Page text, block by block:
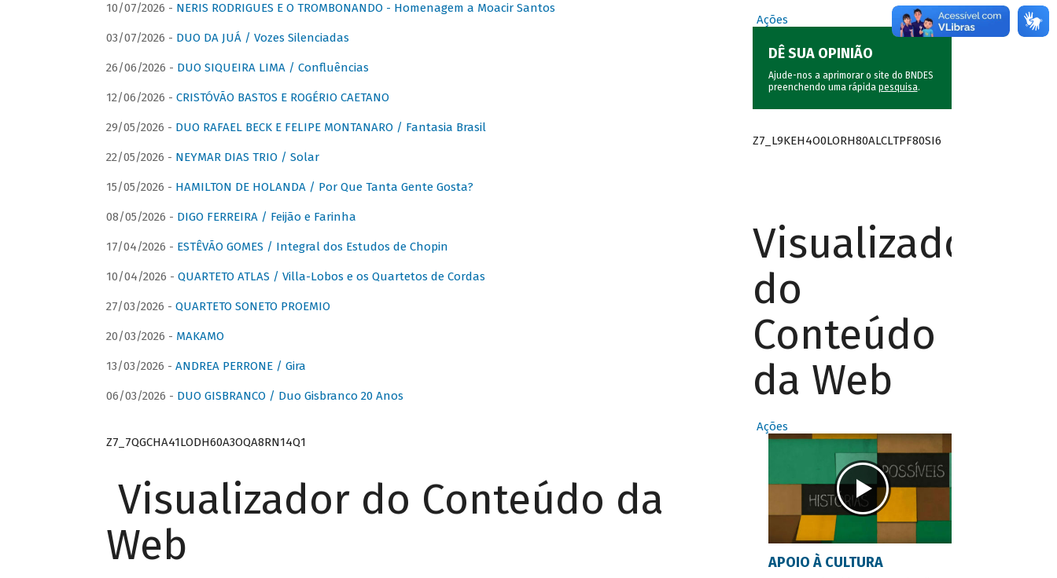
10/07/2026 - NERIS RODRIGUES E O TROMBONANDO - Homenagem a Moacir Santos
03/07/2026 - DUO DA JUÁ / Vozes Silenciadas
26/06/2026 - DUO SIQUEIRA LIMA / Confluências
12/06/2026 - CRISTÓVÃO BASTOS E ROGÉRIO CAETANO
29/05/2026 - DUO RAFAEL BECK E FELIPE MONTANARO / Fantasia Brasil
22/05/2026 - NEYMAR DIAS TRIO / Solar
15/05/2026 - HAMILTON DE HOLANDA / Por Que Tanta Gente Gosta?
08/05/2026 - DIGO FERREIRA / Feijão e Farinha
17/04/2026 - ESTÊVÃO GOMES / Integral dos Estudos de Chopin
10/04/2026 - QUARTETO ATLAS / Villa-Lobos e os Quartetos de Cordas
27/03/2026 - QUARTETO SONETO PROEMIO
20/03/2026 - MAKAMO
13/03/2026 - ANDREA PERRONE / Gira
06/03/2026 - DUO GISBRANCO / Duo Gisbranco 20 Anos
Z7_7QGCHA41LODH60A3OQA8RN14Q1
Visualizador do Conteúdo da
Web
Ações
DÊ SUA OPINIÃO
Ajude-nos a aprimorar o site do BNDES
preenchendo uma rápida pesquisa.
Z7_L9KEH4O0LORH80ALCLTPF80SI6
Visualizador
do
Conteúdo
da Web
Ações
APOIO À CULTURA